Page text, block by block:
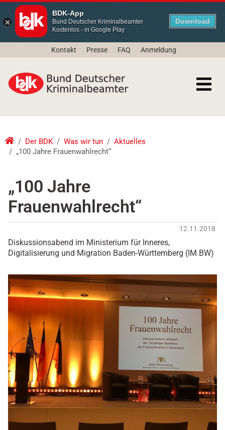
BDK-App
Bund Deutscher Kriminalbeamter
Kostenlos - in Google Play
Download
Kontakt Presse FAQ Anmeldung
Der BDK Was wir tun
Aktuelles
„100 Jahre Frauenwahlrecht“
„100 Jahre
Frauenwahlrecht“
12.11.2018
Diskussionsabend im Ministerium für Inneres,
Digitalisierung und Migration Baden-Württemberg (IM BW)